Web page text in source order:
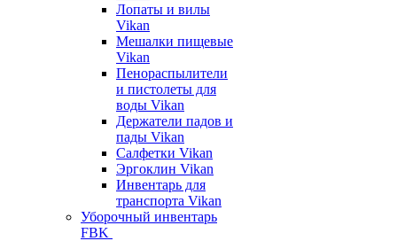
Лопаты и вилы
Vikan
Мешалки пищевые
Vikan
Пенораспылители
и пистолеты для
воды Vikan
Держатели падов и
пады Vikan
Салфетки Vikan
Эргоклин Vikan
Инвентарь для
транспорта Vikan
Уборочный инвентарь
FBK